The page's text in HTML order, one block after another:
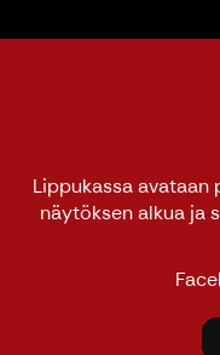
Lippukassa avataan
näytöksen alkua ja